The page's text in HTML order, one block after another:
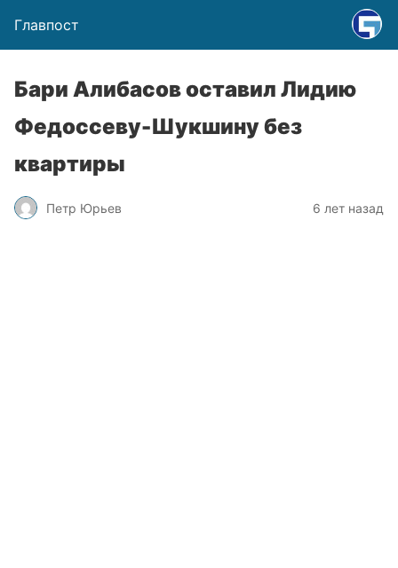
Главпост
Бари Алибасов оставил Лидию
Федоссеву-Шукшину без
квартиры
Петр Юрьев 6 лет назад